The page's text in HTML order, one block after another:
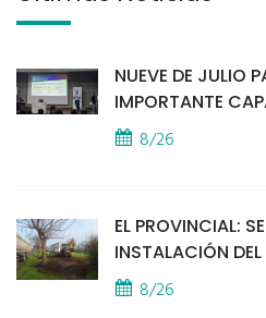
NUEVE DE JULIO
IMPORTANTE
8/26
EL PROVINCIAL:
INSTALACIÓN
8/26